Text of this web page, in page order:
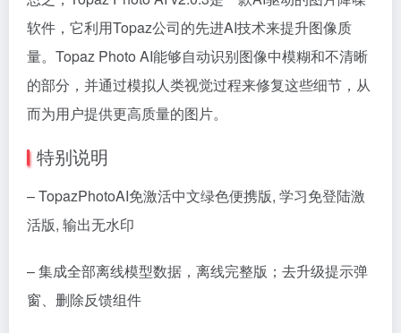
软件，它利用Topaz公司的先进AI技术来提升图像质
量。Topaz Photo AI能够自动识别图像中模糊和不清晰
的部分，并通过模拟人类视觉过程来修复这些细节，从
而为用户提供更高质量的图片。
特别说明
– TopazPhotoAI免激活中文绿色便携版, 学习免登陆激
活版, 输出无水印
– 集成全部离线模型数据，离线完整版；去升级提示弹
窗、删除反馈组件